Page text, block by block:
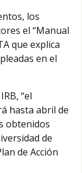
los
el “Manual
que explica
en el
“el
hasta abril de
obtenidos
de
de Acción